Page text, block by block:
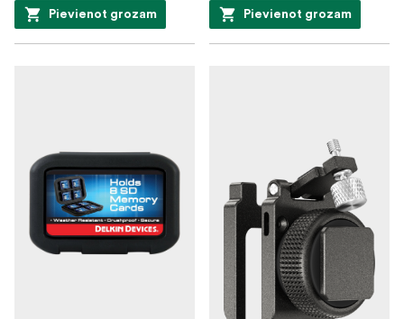
Pievienot grozam Pievienot grozam